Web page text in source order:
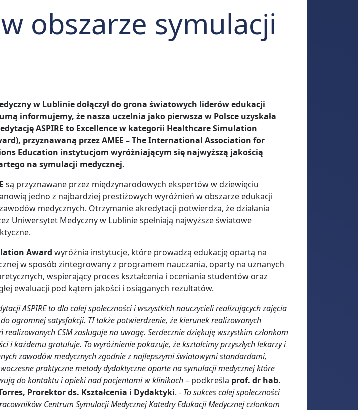
obszarze symulacji
w Lublinie dołączył do grona światowych liderów edukacji
informujemy, że nasza uczelnia jako pierwsza w Polsce uzyskała
ASPIRE to Excellence w kategorii Healthcare Simulation
, przyznawaną przezAMEE – The International Association for
Education instytucjom wyróżniającym się najwyższą jakością
na symulacji medycznej.
są przyznawane przez międzynarodowych ekspertów w dziewięciu
jedno z najbardziej prestiżowych wyróżnień w obszarze edukacji
medycznych. Otrzymanie akredytacji potwierdza, że działania
Uniwersytet Medyczny w Lublinie spełniają najwyższe światowe
Award wyróżnia instytucje, które prowadzą edukację opartą na
w sposób zintegrowany z programem nauczania, oparty na uznanych
wspierający proces kształcenia i oceniania studentów oraz
ewaluacji pod kątem jakości i osiąganych rezultatów.
ASPIRE to dla całej społeczności i wszystkich nauczycieli realizujących zajęcia
ogromnej satysfakcji. TI także potwierdzenie, że kierunek realizowanych
CSM zasługuje na uwagę. Serdecznie dziękuję wszystkim członkom
i każdemu gratuluje. To wyróżnienie pokazuje, że kształcimy przyszłych lekarzy i
zawodów medycznych zgodnie z najlepszymi światowymi standardami,
praktyczne metody dydaktyczne oparte na symulacji medycznej które
do kontaktu i opieki nad pacjentami w klinikach– podkreśla prof. dr hab.
Prorektor ds. Kształcenia i Dydaktyki. - To sukces całej społeczności
Centrum Symulacji Medycznej Katedry Edukacji Medycznej członkom